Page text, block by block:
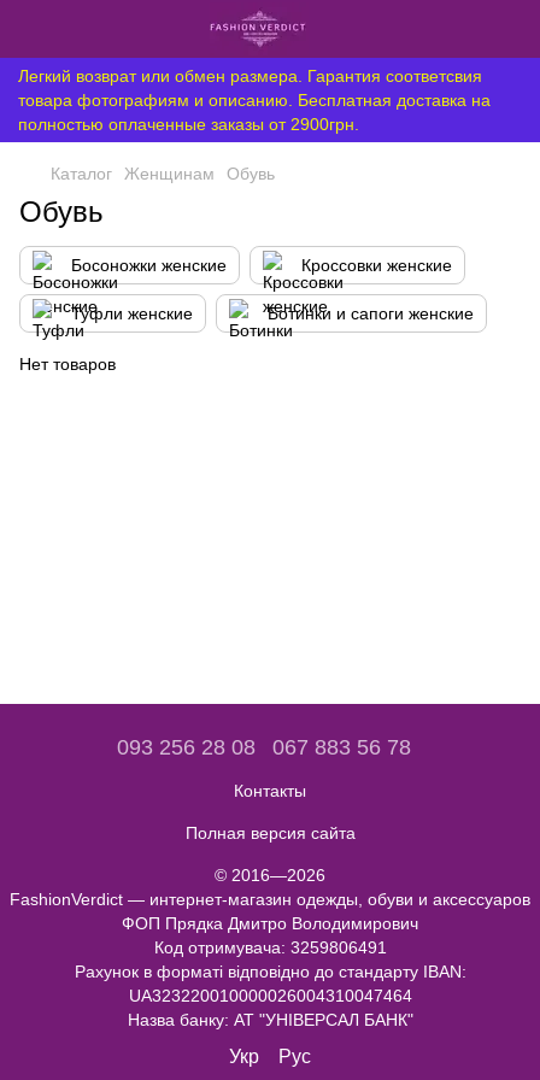
Легкий возврат или обмен размера. Гарантия соответсвия
товара фотографиям и описанию. Бесплатная доставка на
полностью оплаченные заказы от 2900грн.
Каталог Женщинам Обувь
Обувь
Босоножки женские Кроссовки женские
Туфли женские Ботинки и сапоги женские
Нет товаров
093 256 28 08 067 883 56 78
Контакты
Полная версия сайта
© 2016—2026
FashionVerdict — интернет-магазин одежды, обуви и аксессуаров
ФОП Прядка Дмитро Володимирович
Код отримувача: 3259806491
Рахунок в форматі відповідно до стандарту IBAN:
UA323220010000026004310047464
Назва банку: АТ "УНІВЕРСАЛ БАНК"
Укр Рус